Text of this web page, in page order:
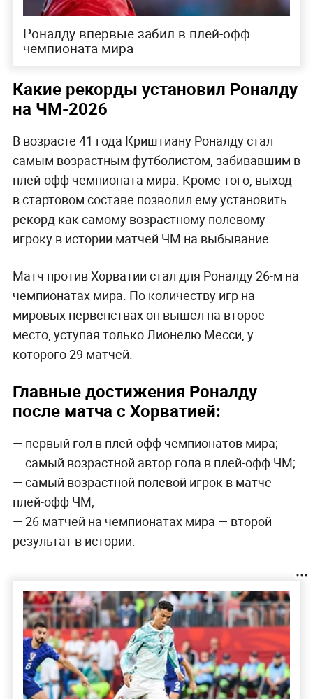
Роналду впервые забил в плей-офф
чемпионата мира
Какие рекорды установил Роналду
на ЧМ-2026
В возрасте 41 года Криштиану Роналду стал
самым возрастным футболистом, забивавшим в
плей-офф чемпионата мира. Кроме того, выход
в стартовом составе позволил ему установить
рекорд как самому возрастному полевому
игроку в истории матчей ЧМ на выбывание.
Матч против Хорватии стал для Роналду 26-м на
чемпионатах мира. По количеству игр на
мировых первенствах он вышел на второе
место, уступая только Лионелю Месси, у
которого 29 матчей.
Главные достижения Роналду
после матча с Хорватией:
— первый гол в плей-офф чемпионатов мира;
— самый возрастной автор гола в плей-офф ЧМ;
— самый возрастной полевой игрок в матче
плей-офф ЧМ;
— 26 матчей на чемпионатах мира — второй
результат в истории.